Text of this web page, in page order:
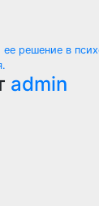
решение в
admin